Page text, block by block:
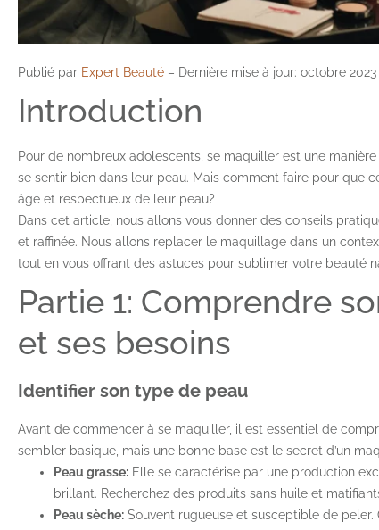
Publié par Expert Beauté – Dernière mise à jour: octobre 2023
Introduction
Pour de nombreux adolescents, se maquiller est une manière
se sentir bien dans leur peau. Mais comment faire pour que
âge et respectueux de leur peau?
Dans cet article, nous allons vous donner des conseils
et raffinée. Nous allons replacer le maquillage dans un
tout en vous offrant des astuces pour sublimer votre beauté
Partie 1: Comprendre
et ses besoins
Identifier son type de peau
Avant de commencer à se maquiller, il est essentiel de
sembler basique, mais une bonne base est le secret d’un
Peau grasse: Elle se caractérise par une production
brillant. Recherchez des produits sans huile et
Peau sèche: Souvent rugueuse et susceptible de